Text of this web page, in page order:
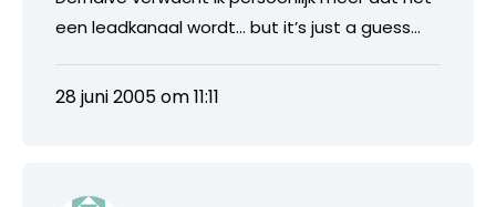
een leadkanaal wordt… but it’s just a guess…
28 juni 2005 om 11:11